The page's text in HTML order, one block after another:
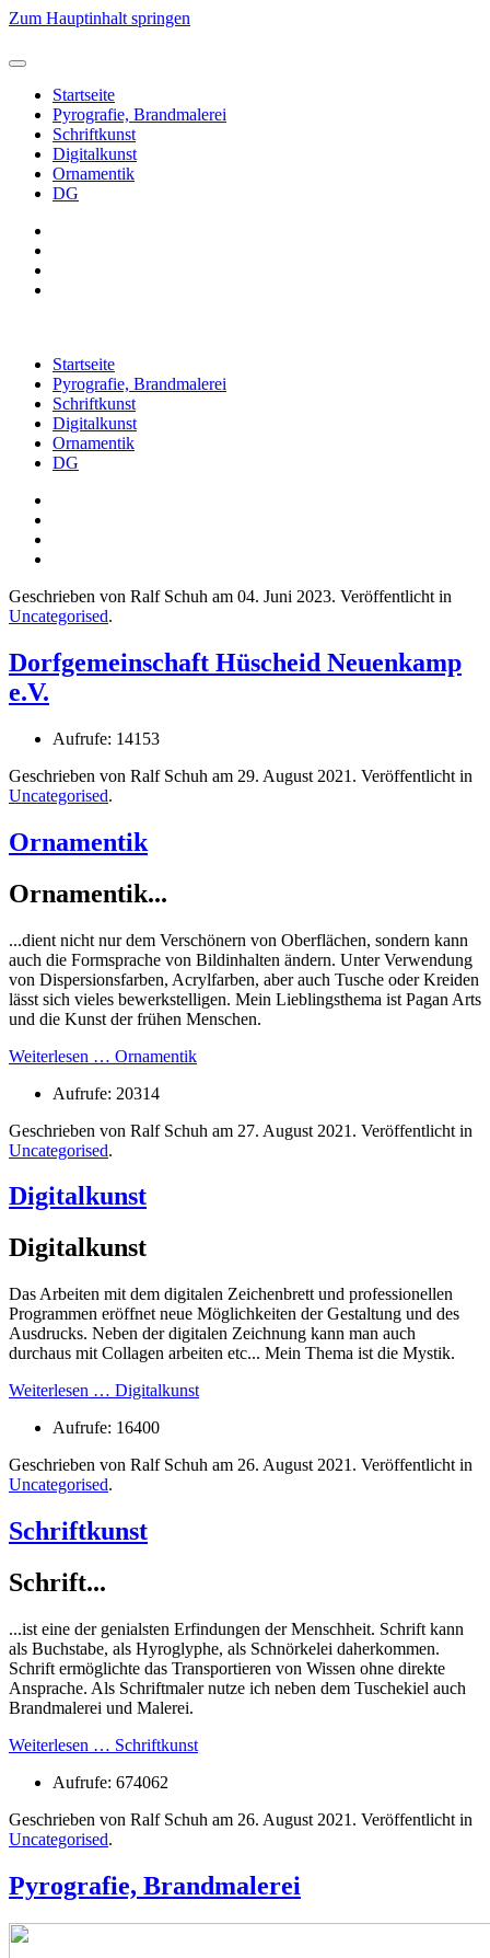
Zum Hauptinhalt springen
Startseite
Pyrografie, Brandmalerei
Schriftkunst
Digitalkunst
Ornamentik
DG
Startseite
Pyrografie, Brandmalerei
Schriftkunst
Digitalkunst
Ornamentik
DG
Geschrieben von Ralf Schuh am 04. Juni 2023. Veröffentlicht in
Uncategorised.
Dorfgemeinschaft Hüscheid Neuenkamp
e.V.
Aufrufe: 14153
Geschrieben von Ralf Schuh am 29. August 2021 . Veröffentlicht in
Uncategorised.
Ornamentik
Ornamentik...
...dient nicht nur dem Verschönern von Oberflächen, sondern kann
auch die Formsprache von Bildinhalten ändern. Unter Verwendung
von Dispersionsfarben, Acrylfarben, aber auch Tusche oder Kreiden
lässt sich vieles bewerkstelligen. Mein Lieblingsthema ist Pagan Arts
und die Kunst der frühen Menschen.
Weiterlesen … Ornamentik
Aufrufe: 20314
Geschrieben von Ralf Schuh am 27. August 2021 . Veröffentlicht in
Uncategorised.
Digitalkunst
Digitalkunst
Das Arbeiten mit dem digitalen Zeichenbrett und professionellen
Programmen eröffnet neue Möglichkeiten der Gestaltung und des
Ausdrucks. Neben der digitalen Zeichnung kann man auch
durchaus mit Collagen arbeiten etc... Mein Thema ist die Mystik.
Weiterlesen … Digitalkunst
Aufrufe: 16400
Geschrieben von Ralf Schuh am 26. August 2021 . Veröffentlicht in
Uncategorised.
Schriftkunst
Schrift...
...ist eine der genialsten Erfindungen der Menschheit. Schrift kann
als Buchstabe, als Hyroglyphe, als Schnörkelei daherkommen.
Schrift ermöglichte das Transportieren von Wissen ohne direkte
Ansprache. Als Schriftmaler nutze ich neben dem Tuschekiel auch
Brandmalerei und Malerei.
Weiterlesen … Schriftkunst
Aufrufe: 674062
Geschrieben von Ralf Schuh am 26. August 2021 . Veröffentlicht in
Uncategorised.
Pyrografie, Brandmalerei